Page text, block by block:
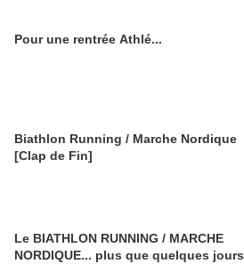
Pour une rentrée Athlé...
Biathlon Running / Marche Nordique
[Clap de Fin]
Le BIATHLON RUNNING / MARCHE
NORDIQUE... plus que quelques jours